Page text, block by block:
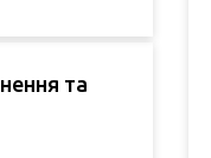
та